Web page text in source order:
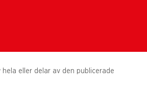
eller delar av den publicerade